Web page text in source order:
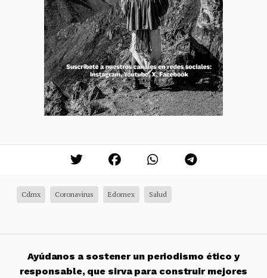
Cdmx Coronavirus Edomex Salud
Ayúdanos a sostener un periodismo ético y
responsable, que sirva para construir mejores